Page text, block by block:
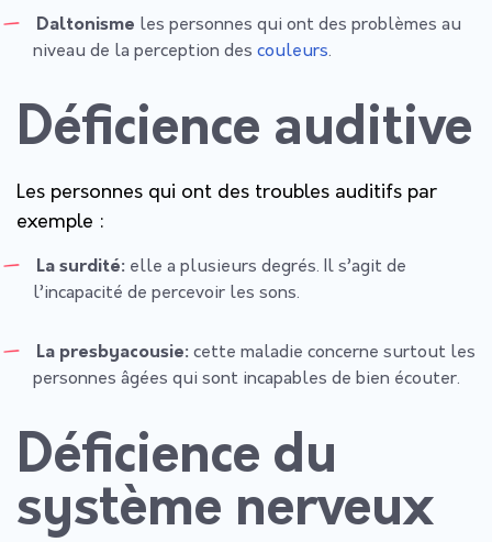
Daltonisme les personnes qui ont des problèmes au
niveau de la perception des couleurs.
Déficience auditive
Les personnes qui ont des troubles auditifs par
exemple :
La surdité: elle a plusieurs degrés. Il s’agit de
l’incapacité de percevoir les sons.
La presbyacousie: cette maladie concerne surtout les
personnes âgées qui sont incapables de bien écouter.
Déficience du
système nerveux